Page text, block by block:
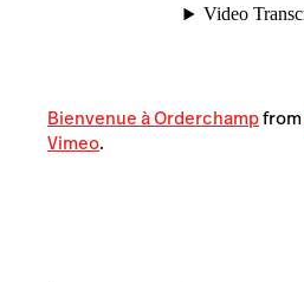
Bienvenue à Orderchampfrom
Vimeo.